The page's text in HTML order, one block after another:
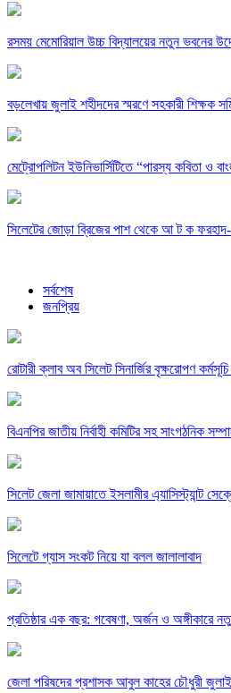
রসময় মেমোরিয়াল উচ্চ বিদ্যালয়ের নতুন ভবনের
বড়লেখায় জুলাই শহীদদের স্মরণে সহকারী শিক্ষক
মেট্রোপলিটন ইউনিভার্সিটিতে “পারস্য কবিতা ও
সিলেটের জোড়া ব্রিজের পাশ থেকে আ ট ক ফরহাদ-
সর্বশেষ
জনপ্রিয়
রোটারী ক্লাব অব সিলেট সিনার্জির বৃক্ষরোপণ
বিএনপির জাতীয় নির্বাহী কমিটির সহ সাংগঠনিক
সিলেট জেলা জামায়াতে ইসলামীর এ্যাসিস্ট্যান্ট
সিলেটে গ্যাস সংকট নিয়ে যা বলল জালালাবাদ
প্রতিষ্ঠার এক বছর: গবেষণা, অর্জন ও অঙ্গীকারে
জেলা পরিষদের প্রশাসক আবুল কাহের চৌধুরী